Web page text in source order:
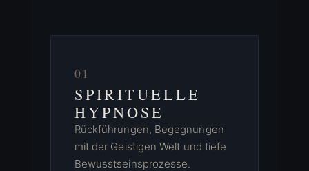
01
SPIRITUELLE
HYPNOSE
Rückführungen, Begegnungen
mit der Geistigen Welt und tiefe
Bewusstseinsprozesse.